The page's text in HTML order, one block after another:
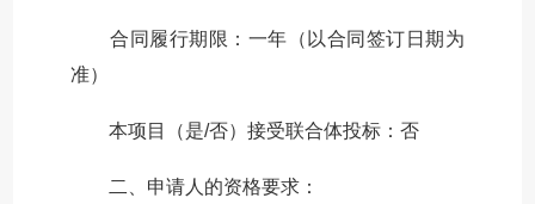
合同履行期限：一年（以合同签订日期为
准）
本项目（是/否）接受联合体投标：否
二、申请人的资格要求：